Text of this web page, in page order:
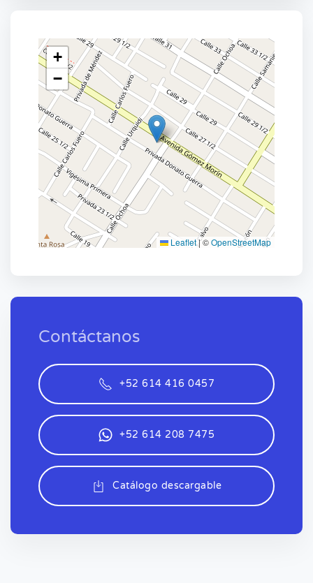
+
−
Leaflet|©OpenStreetMap
Contáctanos
+52 614 416 0457
+52 614 208 7475
Catálogo descargable